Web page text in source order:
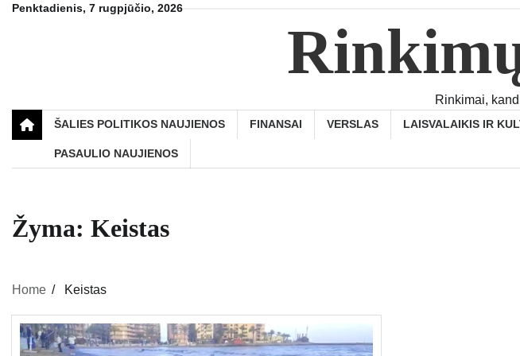
SkipPenktadienis, 7 rugpjūčio, 2026
Rinkimai,
ŠALIES POLITIKOS NAUJIENOS FINANSAI VERSLAS LAISVALAIKIS IR
PASAULIO NAUJIENOS
Žyma: Keistas
Home Keistas